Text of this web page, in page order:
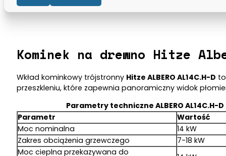
Kominek na drewno Hitze
Wkład kominkowy trójstronny Hitze ALBERO AL14C.H-D
przeszkleniu, które zapewnia panoramiczny widok
Parametry techniczne ALBERO AL14C.H-D
Parametr
Wartość
Moc nominalna
14 kW
Zakres obciążenia grzewczego
7-18 kW
Moc cieplna przekazywana do